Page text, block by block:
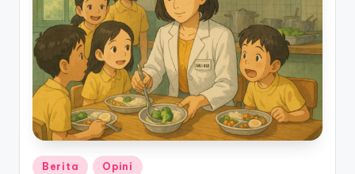
Posted
Berita Opini